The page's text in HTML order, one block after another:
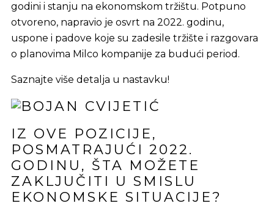
godini i stanju na ekonomskom tržištu. Potpuno
otvoreno, napravio je osvrt na 2022. godinu,
uspone i padove koje su zadesile tržište i razgovara
o planovima Milco kompanije za budući period.
Saznajte više detalja u nastavku!
IZ OVE POZICIJE,
POSMATRAJUĆI 2022.
GODINU, ŠTA MOŽETE
ZAKLJUČITI U SMISLU
EKONOMSKE SITUACIJE?